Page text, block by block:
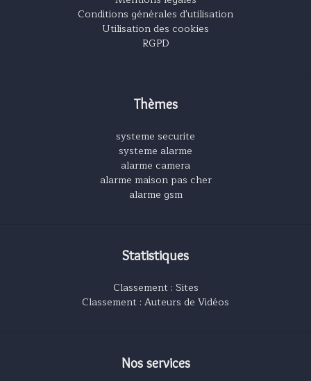
Conditions générales d'utilisation
Utilisation des cookies
RGPD
Thèmes
systeme securite
systeme alarme
alarme camera
alarme maison pas cher
alarme gsm
Statistiques
Classement : Sites
Classement : Auteurs de Vidéos
Nos services